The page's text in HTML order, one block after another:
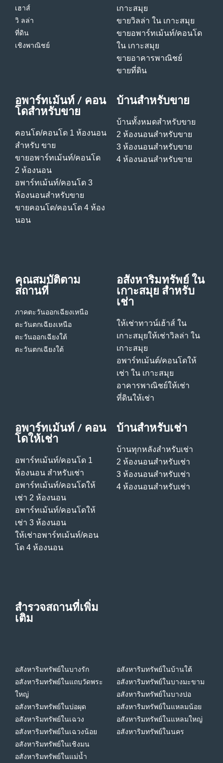
เฮาส์
วิ ลล่า
ที่ดิน
เชิงพาณิชย์
เกาะสมุย
ขายวิลล่า ใน เกาะสมุย
ขายอพาร์ทเม้นท์/คอนโด
ใน เกาะสมุย
ขายอาคารพาณิชย์
ขายที่ดิน
อพาร์ทเม้นท์ / คอน
โดสําหรับขาย
คอนโด/คอนโด 1 ห้องนอน
สําหรับ ขาย
ขายอพาร์ทเม้นท์/คอนโด
2 ห้องนอน
อพาร์ทเม้นท์/คอนโด 3
ห้องนอนสําหรับขาย
ขายคอนโด/คอนโด 4 ห้อง
นอน
บ้านสําหรับขาย
บ้านทั้งหมดสําหรับขาย
2 ห้องนอนสําหรับขาย
3 ห้องนอนสําหรับขาย
4 ห้องนอนสําหรับขาย
คุณสมบัติตาม
สถานที่
ภาคตะวันออกเฉียงเหนือ
ตะวันตกเฉียงเหนือ
ตะวันออกเฉียงใต้
ตะวันตกเฉียงใต้
อสังหาริมทรัพย์ ใน
เกาะสมุย สําหรับ
เช่า
ให้เช่าทาวน์เฮ้าส์ ใน
เกาะสมุยให้เช่าวิลล่า ใน
เกาะสมุย
อพาร์ทเม้นต์/คอนโดให้
เช่า ใน เกาะสมุย
อาคารพาณิชย์ให้เช่า
ที่ดินให้เช่า
อพาร์ทเม้นท์ / คอน
โดให้เช่า
อพาร์ทเม้นท์/คอนโด 1
ห้องนอน สําหรับเช่า
อพาร์ทเม้นท์/คอนโดให้
เช่า 2 ห้องนอน
อพาร์ทเม้นท์/คอนโดให้
เช่า 3 ห้องนอน
ให้เช่าอพาร์ทเม้นท์/คอน
โด 4 ห้องนอน
บ้านสําหรับเช่า
บ้านทุกหลังสําหรับเช่า
2 ห้องนอนสําหรับเช่า
3 ห้องนอนสําหรับเช่า
4 ห้องนอนสําหรับเช่า
สำรวจสถานที่เพิ่ม
เติม
อสังหาริมทรัพย์ในบางรัก
อสังหาริมทรัพย์ในแถบวัดพระ
ใหญ่
อสังหาริมทรัพย์ในบ่อผุด
อสังหาริมทรัพย์ในเฉวง
อสังหาริมทรัพย์ในเฉวงน้อย
อสังหาริมทรัพย์ในเชิงมน
อสังหาริมทรัพย์ในแม่น้ำ
อสังหาริมทรัพย์ในบ้านใต้
อสังหาริมทรัพย์ในบางมะขาม
อสังหาริมทรัพย์ในบางปอ
อสังหาริมทรัพย์ในแหลมน้อย
อสังหาริมทรัพย์ในแหลมใหญ่
อสังหาริมทรัพย์ในนคร